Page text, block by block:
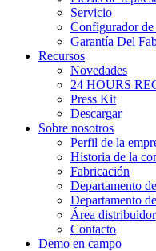
Servicio
Configurador de
Garantía Del
Recursos
Novedades
24 HOURS
Press Kit
Descargar
Sobre nosotros
Perfil de la
Historia de la
Fabricación
Departamento
Departamento
Área distribuidor
Contacto
Demo en campo